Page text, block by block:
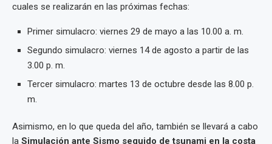
cuales se realizarán en las próximas fechas:
Primer simulacro: viernes 29 de mayo a las 10.00 a. m.
Segundo simulacro: viernes 14 de agosto a partir de las
3.00 p. m.
Tercer simulacro: martes 13 de octubre desde las 8.00 p.
m.
Asimismo, en lo que queda del año, también se llevará a cabo
la Simulación ante Sismo seguido de tsunami en la costa